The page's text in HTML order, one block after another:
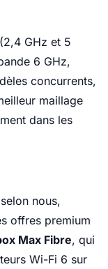
GHz et 5
6 GHz,
concurrents,
maillage
dans les
nous,
offres premium
Max Fibre, qui
Wi-Fi 6 sur